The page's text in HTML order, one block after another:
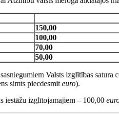
150,00
100,00
70,00
50,00
Valsts izglītības
simts piecdesmit euro).
iestāžu izglītojamajiem – 100,00